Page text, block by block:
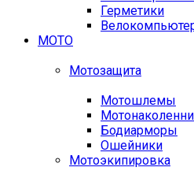
Герметики
МОТО
Мотозащита
Мотошлемы
Бодиарморы
Ошейники
Мотоэкипировка